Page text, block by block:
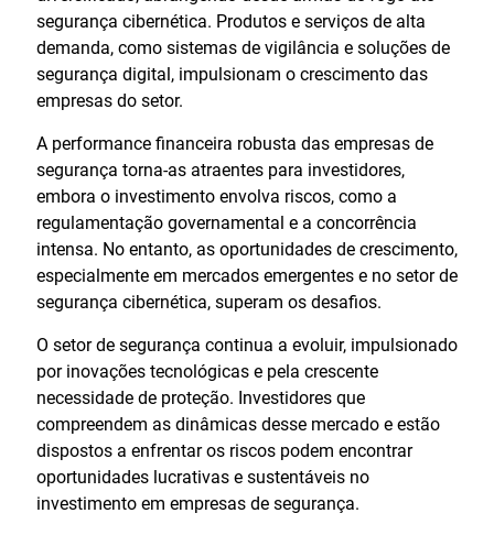
segurança cibernética. Produtos e serviços de alta
demanda, como sistemas de vigilância e soluções de
segurança digital, impulsionam o crescimento das
empresas do setor.
A performance financeira robusta das empresas de
segurança torna-as atraentes para investidores,
embora o investimento envolva riscos, como a
regulamentação governamental e a concorrência
intensa. No entanto, as oportunidades de crescimento,
especialmente em mercados emergentes e no setor de
segurança cibernética, superam os desafios.
O setor de segurança continua a evoluir, impulsionado
por inovações tecnológicas e pela crescente
necessidade de proteção. Investidores que
compreendem as dinâmicas desse mercado e estão
dispostos a enfrentar os riscos podem encontrar
oportunidades lucrativas e sustentáveis no
investimento em empresas de segurança.